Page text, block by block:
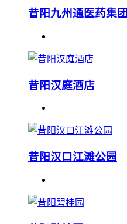
昔阳九州通医药集团
昔阳汉庭酒店
昔阳汉口江滩公园